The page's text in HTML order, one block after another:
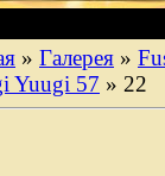
» Галерея »
Yuugi 57 » 22